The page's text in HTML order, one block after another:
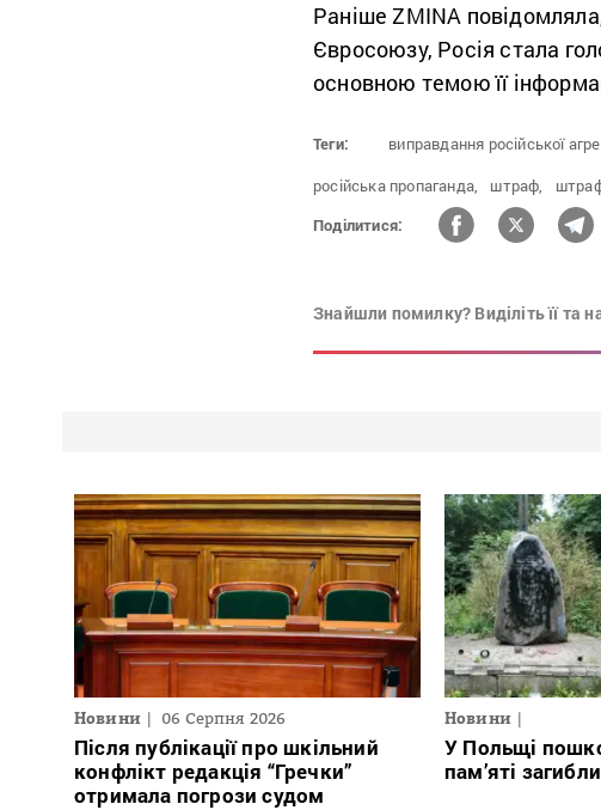
Раніше ZMINA
Євросоюзу, Росія стала
основною темою її
Теги: виправдання російської
російська пропаганда,
штраф,
Поділитися:
Знайшли помилку? Виділіть її та
Новини 06 Серпня 2026
Після публікації про шкільний
конфлікт редакція “Гречки”
отримала погрози судом
Новини
У Польщі
пам’яті